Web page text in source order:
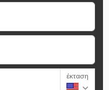
έκταση